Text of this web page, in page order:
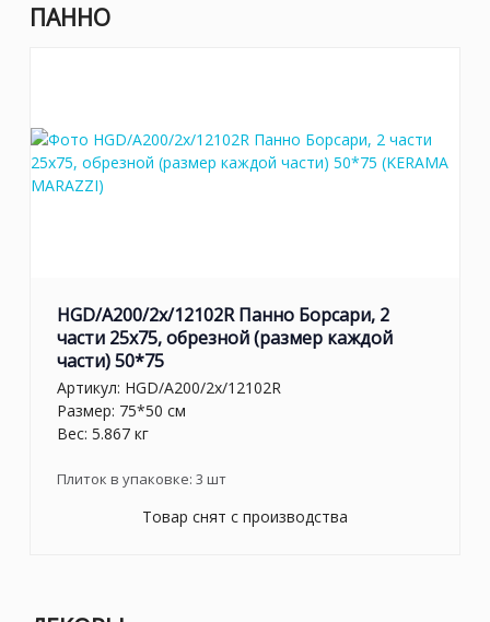
ПАННО
HGD/A200/2x/12102R Панно Борсари, 2
части 25х75, обрезной (размер каждой
части) 50*75
Артикул: HGD/A200/2x/12102R
Размер: 75*50 см
Вес: 5.867 кг
Плиток в упаковке: 3 шт
Товар снят с производства